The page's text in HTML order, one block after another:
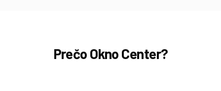
Prečo Okno Center?